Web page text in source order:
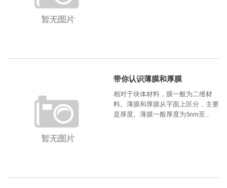
带你认识薄膜和厚膜
相对于块体材料，膜一般为二维材
料。薄膜和厚膜从字面上区分，主要
是厚度。薄膜一般厚度为5nm至